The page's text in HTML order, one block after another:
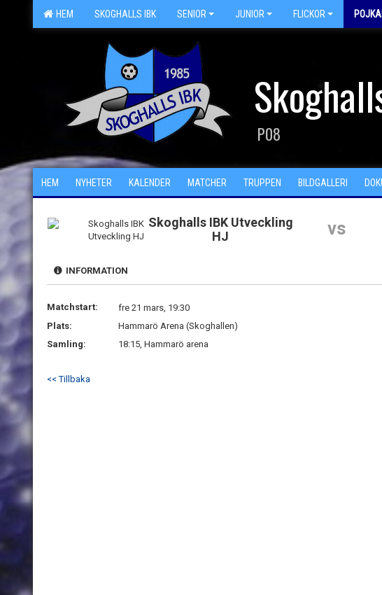
HEM SKOGHALLS IBK SENIOR JUNIOR FLICKOR
P08
HEM NYHETER KALENDER MATCHER TRUPPEN BILDGALLERI
Skoghalls IBK Utveckling
HJ
vs
INFORMATION
Matchstart:
fre 21 mars, 19:30
Plats:
Hammarö Arena (Skoghallen)
Samling:
18:15, Hammarö arena
<< Tillbaka